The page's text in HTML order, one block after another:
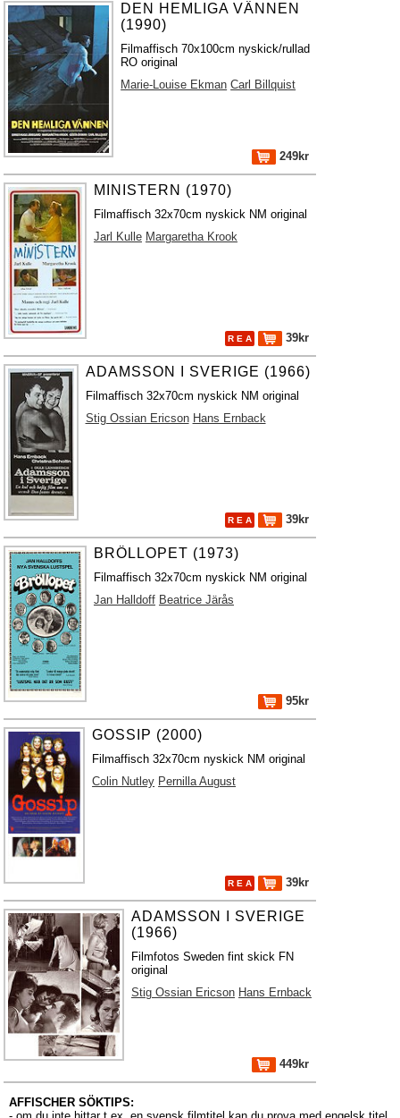
DEN HEMLIGA VÄNNEN
(1990)
Filmaffisch 70x100cm nyskick/rullad
RO original
Marie-Louise Ekman Carl Billquist
249kr
MINISTERN (1970)
Filmaffisch 32x70cm nyskick NM original
Jarl Kulle Margaretha Krook
R E A 39kr
ADAMSSON I SVERIGE (1966)
Filmaffisch 32x70cm nyskick NM original
Stig Ossian Ericson Hans Ernback
R E A 39kr
BRÖLLOPET (1973)
Filmaffisch 32x70cm nyskick NM original
Jan Halldoff Beatrice Järås
95kr
GOSSIP (2000)
Filmaffisch 32x70cm nyskick NM original
Colin Nutley Pernilla August
R E A 39kr
ADAMSSON I SVERIGE
(1966)
Filmfotos Sweden fint skick FN
original
Stig Ossian Ericson Hans Ernback
449kr
AFFISCHER SÖKTIPS: